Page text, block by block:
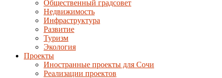
Общественный градсовет
Недвижимость
Инфраструктура
Развитие
Туризм
Экология
Проекты
Иностранные проекты для Сочи
Реализации проектов